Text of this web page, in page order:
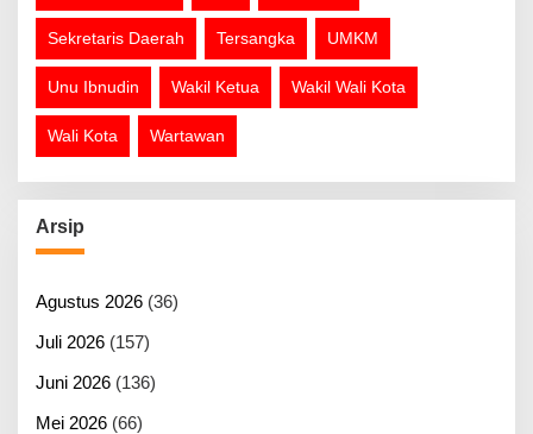
Sekretaris Daerah Tersangka UMKM
Unu Ibnudin Wakil Ketua Wakil Wali Kota
Wali Kota Wartawan
Arsip
Agustus 2026 (36)
Juli 2026 (157)
Juni 2026 (136)
Mei 2026 (66)